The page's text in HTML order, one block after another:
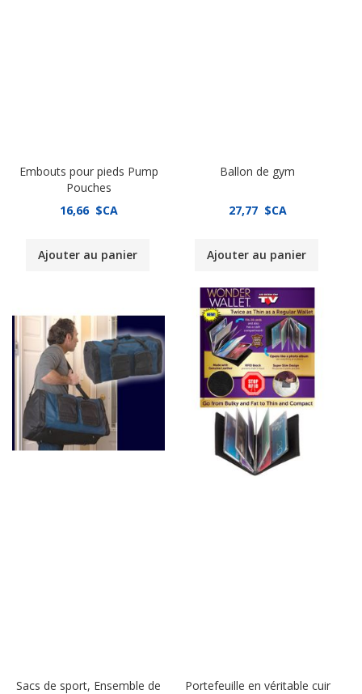
Embouts pour pieds Pump
Pouches
16,66 $CA
Ajouter au panier
Ballon de gym
27,77 $CA
Ajouter au panier
Sacs de sport, Ensemble de Portefeuille en véritable cuir